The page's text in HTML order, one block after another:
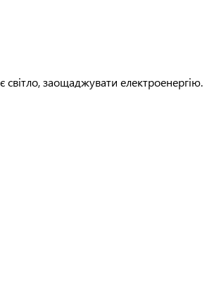
світло, заощаджувати електроенергію.